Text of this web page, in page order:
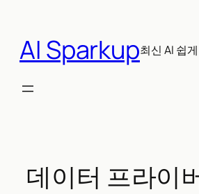
AI Sparkup최신 AI 쉽
데이터 프라이